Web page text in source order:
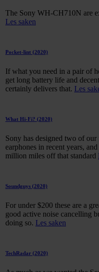
The Sony WH-CH710N are
Les saken
Pocket-lint (2020)
If what you need in a pair of
get long battery life and
certainly delivers that. Les
What Hi-Fi? (2020)
Sony has designed two of
earphones in recent years,
million miles off that standard
Soundguys (2020)
For under $200 these are a
good active noise cancelling
doing so. Les saken
TechRadar (2020)